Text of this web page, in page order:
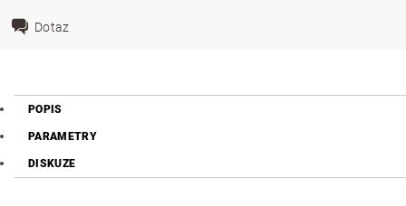
Dotaz
POPIS
PARAMETRY
DISKUZE